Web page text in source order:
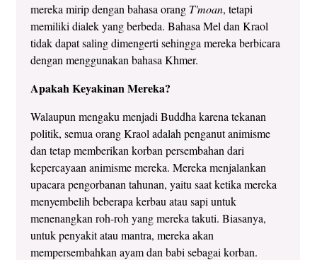
mereka mirip dengan bahasa orang T'moan, tetapi
memiliki dialek yang berbeda. Bahasa Mel dan Kraol
tidak dapat saling dimengerti sehingga mereka berbicara
dengan menggunakan bahasa Khmer.
Apakah Keyakinan Mereka?
Walaupun mengaku menjadi Buddha karena tekanan
politik, semua orang Kraol adalah penganut animisme
dan tetap memberikan korban persembahan dari
kepercayaan animisme mereka. Mereka menjalankan
upacara pengorbanan tahunan, yaitu saat ketika mereka
menyembelih beberapa kerbau atau sapi untuk
menenangkan roh-roh yang mereka takuti. Biasanya,
untuk penyakit atau mantra, mereka akan
mempersembahkan ayam dan babi sebagai korban.